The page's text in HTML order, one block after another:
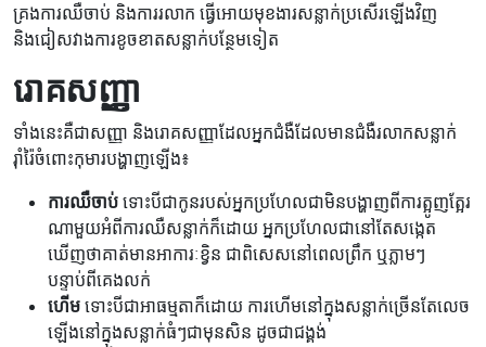
គ្រងការឈឺចាប់ និងការរលាក ធ្វើអោយមុខងារសន្លាក់ប្រសើរឡើងវិញ
និងជៀសវាងការខូចខាតសន្លាក់បន្ថែមទៀត
រោគសញ្ញា
ទាំងនេះគឺជាសញ្ញា និងរោគសញ្ញាដែលអ្នកជំងឺដែលមានជំងឺរលាកសន្លាក់
រ៉ាំរ៉ៃចំពោះកុមារបង្ហាញឡើង៖
ការឈឺចាប់ ទោះបីជាកូនរបស់អ្នកប្រហែលជាមិនបង្ហាញពីការត្អូញត្អែរ
ណាមួយអំពីការឈឺសន្លាក់ក៏ដោយ អ្នកប្រហែលជានៅតែសង្កេត
ឃើញថាគាត់មានអាការៈខ្វិន ជាពិសេសនៅពេលព្រឹក ឬភ្លាមៗ
បន្ទាប់ពីគេងលក់
ហើម ទោះបីជាអាធម្មតាក៏ដោយ ការហើមនៅក្នុងសន្លាក់ច្រើនតែលេច
ឡើងនៅក្នុងសន្លាក់ធំៗជាមុនសិន ដូចជាជង្គង់